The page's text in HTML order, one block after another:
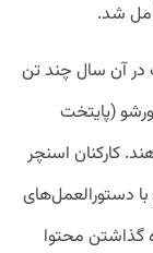
شد.
آن سال چند تن
(پایتخت
کارکنان اسنچر
با دستور‌العمل‌های
گذاشتن محتوا